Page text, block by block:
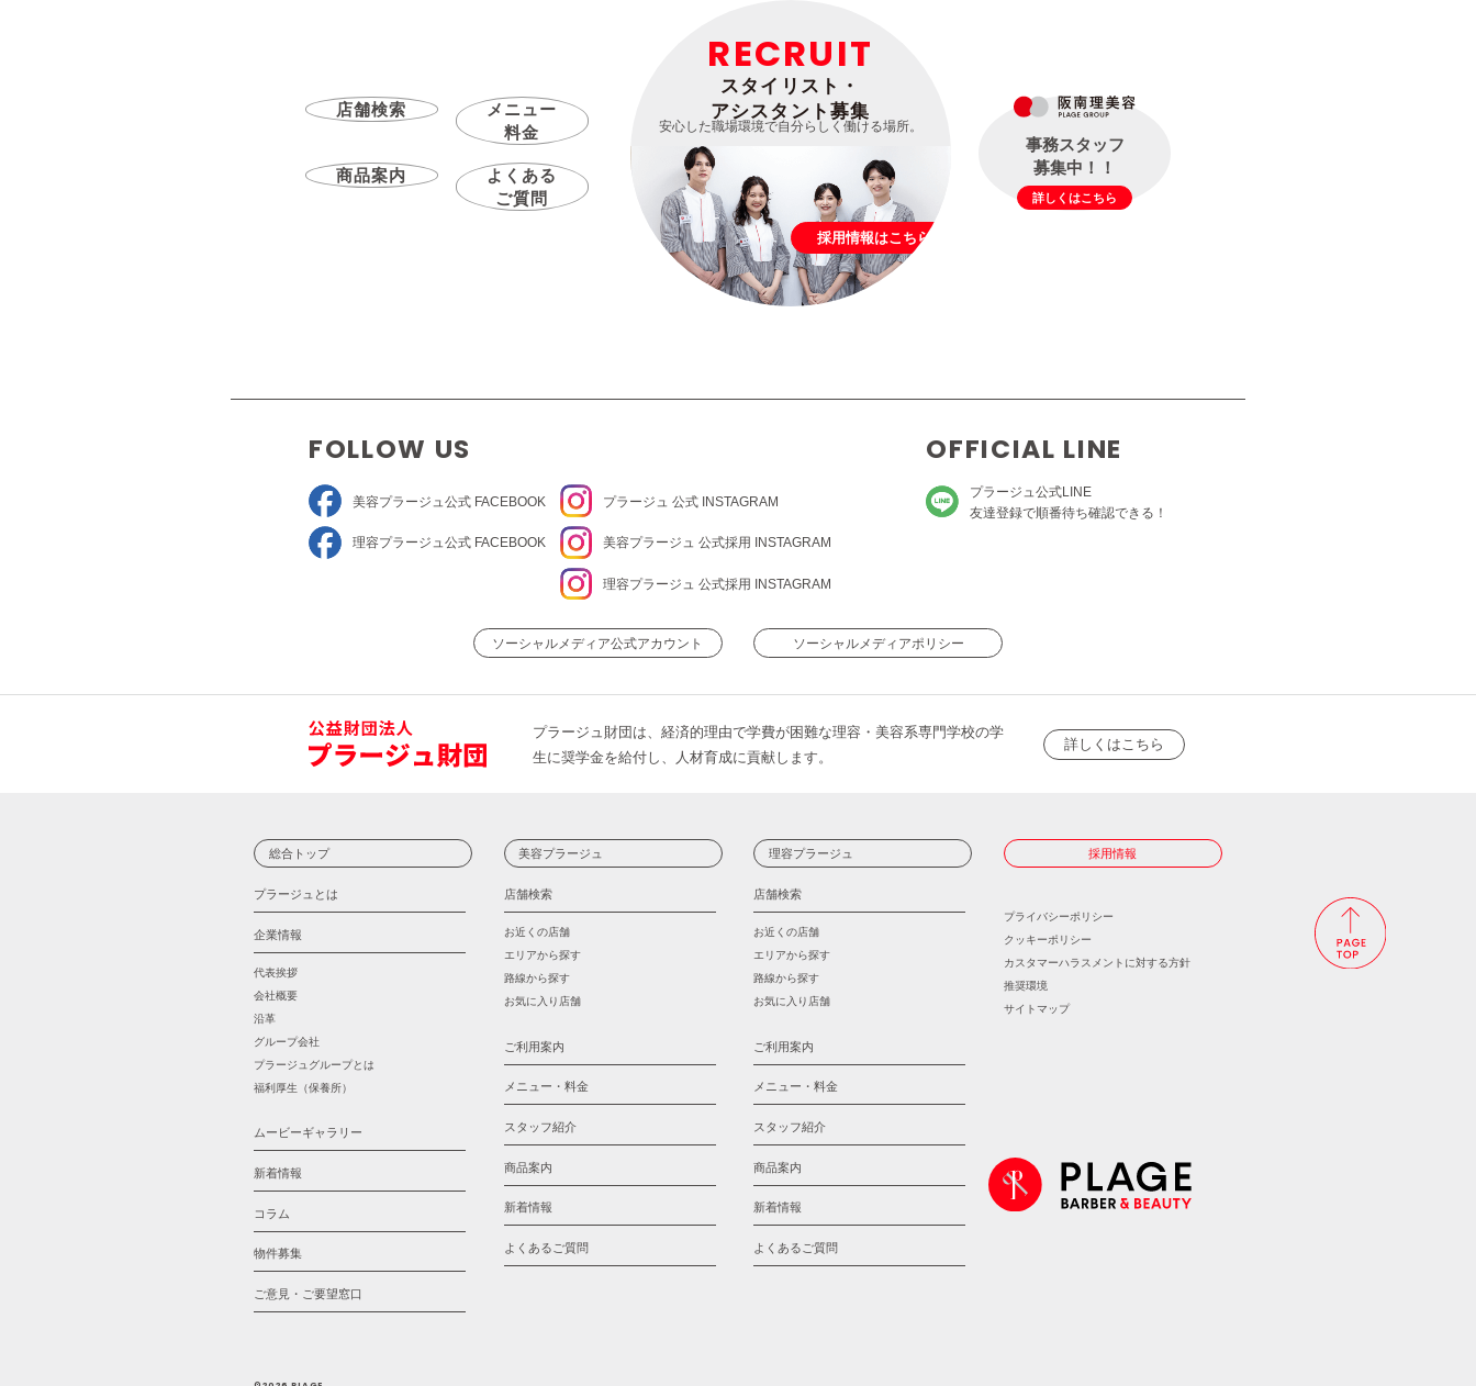
店舗検索
メニュー
料金
商品案内
よくある
ご質問
RECRUIT
スタイリスト・
アシスタント募集
安心した職場環境で自分らしく働ける場所。
採用情報はこちら
事務スタッフ
募集中！！
詳しくはこちら
FOLLOW US
美容プラージュ 公式 FACEBOOK
理容プラージュ 公式 FACEBOOK
プラージュ公式 INSTAGRAM
美容プラージュ 公式採用 INSTAGRAM
理容プラージュ 公式採用 INSTAGRAM
OFFICIAL LINE
プラージュ公式LINE
友達登録で順番待ち確認できる！
ソーシャルメディア公式アカウント ソーシャルメディアポリシー
プラージュ財団は、経済的理由で学費が困難な理容・美容系専門学校の学
生に奨学金を給付し、人材育成に貢献します。
詳しくはこちら
総合トップ
プラージュとは
企業情報
代表挨拶
会社概要
沿革
グループ会社
プラージュグループとは
福利厚生（保養所）
ムービーギャラリー
新着情報
コラム
物件募集
ご意見・ご要望窓口
美容プラージュ
店舗検索
お近くの店舗
エリアから探す
路線から探す
お気に入り店舗
ご利用案内
メニュー・料金
スタッフ紹介
商品案内
新着情報
よくあるご質問
理容プラージュ
店舗検索
お近くの店舗
エリアから探す
路線から探す
お気に入り店舗
ご利用案内
メニュー・料金
スタッフ紹介
商品案内
新着情報
よくあるご質問
採用情報
プライバシーポリシー
クッキーポリシー
カスタマーハラスメントに対する方針
推奨環境
サイトマップ